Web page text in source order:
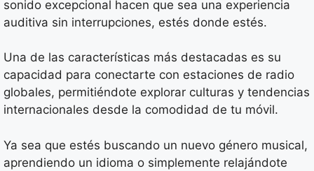
sonido excepcional hacen que sea una experiencia
auditiva sin interrupciones, estés donde estés.
Una de las características más destacadas es su
capacidad para conectarte con estaciones de radio
globales, permitiéndote explorar culturas y tendencias
internacionales desde la comodidad de tu móvil.
Ya sea que estés buscando un nuevo género musical,
aprendiendo un idioma o simplemente relajándote